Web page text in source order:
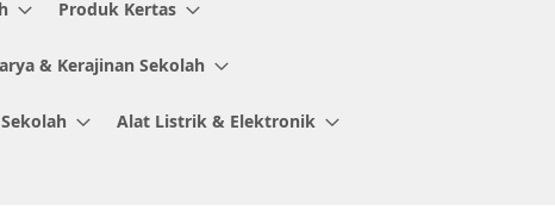
Produk Kertas
& Kerajinan Sekolah
Alat Listrik & Elektronik